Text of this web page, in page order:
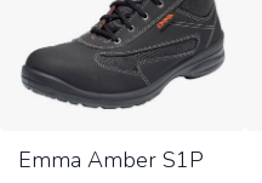
Emma Amber S1P